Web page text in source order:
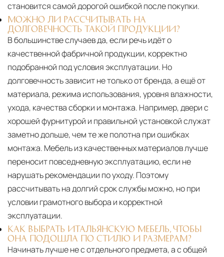
становится самой дорогой ошибкой после покупки.
МОЖНО ЛИ РАССЧИТЫВАТЬ НА
ДОЛГОВЕЧНОСТЬ ТАКОЙ ПРОДУКЦИИ?
В большинстве случаев да, если речь идёт о
качественной фабричной продукции, корректно
подобранной под условия эксплуатации. Но
долговечность зависит не только от бренда, а ещё от
материала, режима использования, уровня влажности,
ухода, качества сборки и монтажа. Например, двери с
хорошей фурнитурой и правильной установкой служат
заметно дольше, чем те же полотна при ошибках
монтажа. Мебель из качественных материалов лучше
переносит повседневную эксплуатацию, если не
нарушать рекомендации по уходу. Поэтому
рассчитывать на долгий срок службы можно, но при
условии грамотного выбора и корректной
эксплуатации.
КАК ВЫБРАТЬ ИТАЛЬЯНСКУЮ МЕБЕЛЬ, ЧТОБЫ
ОНА ПОДОШЛА ПО СТИЛЮ И РАЗМЕРАМ?
Начинать лучше не с отдельного предмета, а с общей